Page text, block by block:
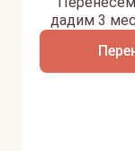
дадим 3